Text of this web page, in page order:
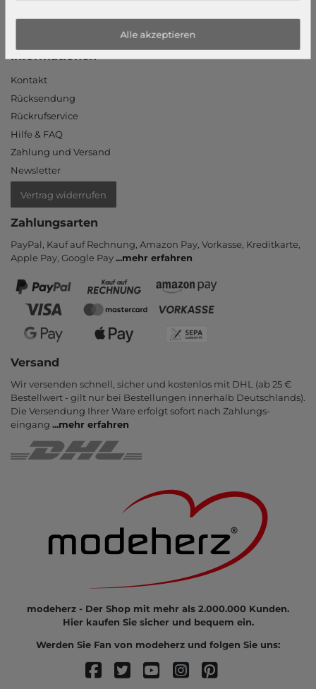
Login
Informationen
Kontakt
Rücksendung
Rückrufservice
Hilfe & FAQ
Zahlung und Versand
Newsletter
Vertrag widerrufen
Zahlungsarten
PayPal, Kauf auf Rechnung, Amazon Pay, Vor­kasse, Kredit­karte,
Apple Pay, Google Pay...mehr erfahren
Versand
Wir versenden schnell, sicher und kostenlos mit DHL (ab 25 €
Bestell­wert - gilt nur bei Bestel­lungen inner­halb Deutsch­lands).
Die Ver­sendung Ihrer Ware er­folgt sofort nach Zahlungs­
eingang ...mehr erfahren
modeherz - Der Shop mit mehr als 2.000.000 Kunden.
Hier kaufen Sie sicher und bequem ein.
Werden Sie Fan von modeherz und folgen Sie uns:
Alle akzeptieren